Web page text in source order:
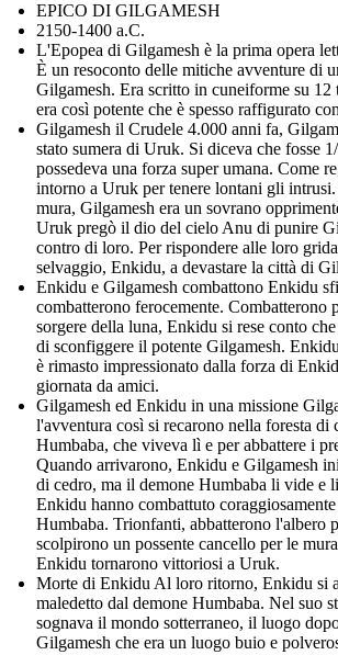
EPICO DI GILGAMESH
2150-1400 a.C.
L'Epopea di Gilgamesh è la prima opera
È un resoconto delle mitiche avventure di
Gilgamesh. Era scritto in cuneiforme su
era così potente che è spesso raffigurato
Gilgamesh il Crudele 4.000 anni fa,
stato sumera di Uruk. Si diceva che fosse
possedeva una forza super umana. Come
intorno a Uruk per tenere lontani gli
mura, Gilgamesh era un sovrano
Uruk pregò il dio del cielo Anu di punire
contro di loro. Per rispondere alle loro
selvaggio, Enkidu, a devastare la città di
Enkidu e Gilgamesh combattono Enkidu
combatterono ferocemente. Combatterono
sorgere della luna, Enkidu si rese conto
di sconfiggere il potente Gilgamesh.
è rimasto impressionato dalla forza di
giornata da amici.
Gilgamesh ed Enkidu in una missione
l'avventura così si recarono nella foresta di
Humbaba, che viveva lì e per abbattere i
Quando arrivarono, Enkidu e Gilgamesh
di cedro, ma il demone Humbaba li vide e
Enkidu hanno combattuto
Humbaba. Trionfanti, abbatterono l'albero
scolpirono un possente cancello per le
Enkidu tornarono vittoriosi a Uruk.
Morte di Enkidu Al loro ritorno, Enkidu si
maledetto dal demone Humbaba. Nel suo
sognava il mondo sotterraneo, il luogo
Gilgamesh che era un luogo buio e